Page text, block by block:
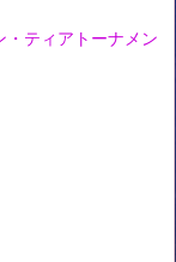
ティアトーナメン